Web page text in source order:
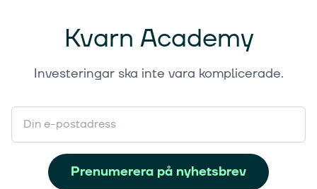
Kvarn Academy
Investeringar ska inte vara komplicerade.
Prenumerera på nyhetsbrev